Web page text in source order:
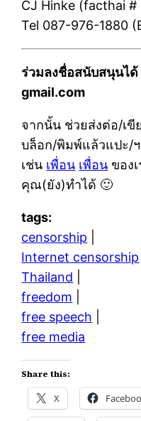
CJ Hinke (facthai
Tel 087-976-1880
ร่วมลงชื่อสนับสนุนได้
gmail.com
จากนั้น ช่วยส่งต่อ/เขี
บล็อก/พิมพ์แล้วแปะ/
เช่น เพื่อน เพื่อน ของเ
คุณ(ยัง)ทำได้ 🙂
tags:
censorship
Internet censorship
Thailand
freedom
free speech
free media
Share this:
X